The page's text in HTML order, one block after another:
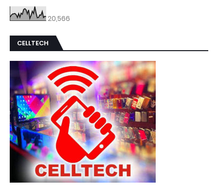
20,566
CELLTECH